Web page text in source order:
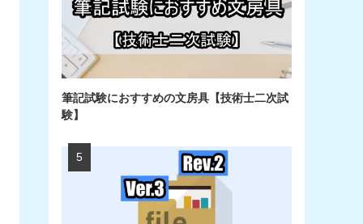
筆記試験におすすめの文房具【技術士二次試
験】